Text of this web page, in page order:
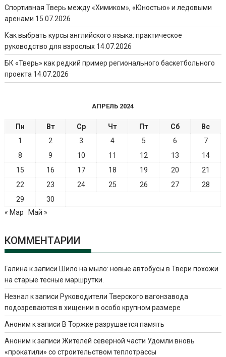
Спортивная Тверь между «Химиком», «Юностью» и ледовыми
аренами 15.07.2026
Как выбрать курсы английского языка: практическое
руководство для взрослых 14.07.2026
БК «Тверь» как редкий пример регионального баскетбольного
проекта 14.07.2026
АПРЕЛЬ 2024
Пн Вт Ср Чт Пт Сб
Вс
1
2 3 4 5 6
7
8
9 10 11 12 13
14
15
16 17 18 19 20
21
22
23 24 25 26 27
28
29
30
« Мар
Май »
КОММЕНТАРИИ
Галина к записи Шило на мыло: новые автобусы в Твери похожи
на старые тесные маршрутки.
Незнал к записи Руководители Тверского вагонзавода
подозреваются в хищении в особо крупном размере
Аноним к записи В Торжке разрушается память
Аноним к записиЖителей северной части Удомли вновь
«прокатили» со строительством теплотрассы